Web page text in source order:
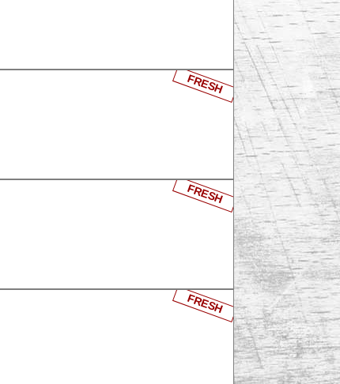
FRESH
FRESH
FRESH